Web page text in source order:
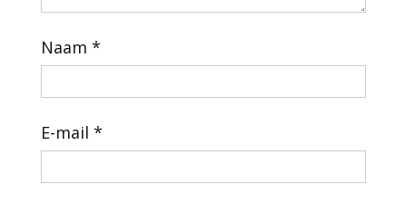
Naam *
E-mail *